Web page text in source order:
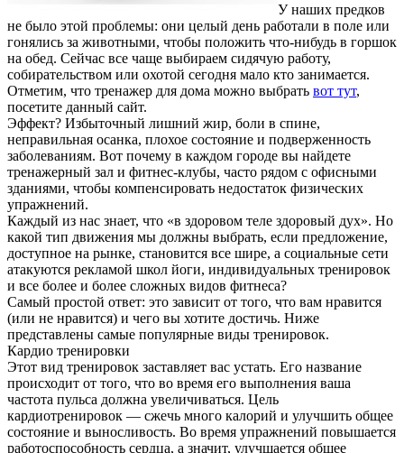
У наших предков
не было этой проблемы: они целый день работали в поле или
гонялись за животными, чтобы положить что-нибудь в горшок
на обед. Сейчас все чаще выбираем сидячую работу,
собирательством или охотой сегодня мало кто занимается.
Отметим, что тренажер для дома можно выбрать вот тут,
посетите данный сайт.
Эффект? Избыточный лишний жир, боли в спине,
неправильная осанка, плохое состояние и подверженность
заболеваниям. Вот почему в каждом городе вы найдете
тренажерный зал и фитнес-клубы, часто рядом с офисными
зданиями, чтобы компенсировать недостаток физических
упражнений.
Каждый из нас знает, что «в здоровом теле здоровый дух». Но
какой тип движения мы должны выбрать, если предложение,
доступное на рынке, становится все шире, а социальные сети
атакуются рекламой школ йоги, индивидуальных тренировок
и все более и более сложных видов фитнеса?
Самый простой ответ: это зависит от того, что вам нравится
(или не нравится) и чего вы хотите достичь. Ниже
представлены самые популярные виды тренировок.
Кардио тренировки
Этот вид тренировок заставляет вас устать. Его название
происходит от того, что во время его выполнения ваша
частота пульса должна увеличиваться. Цель
кардиотренировок — сжечь много калорий и улучшить общее
состояние и выносливость. Во время упражнений повышается
работоспособность сердца, а значит, улучшается общее